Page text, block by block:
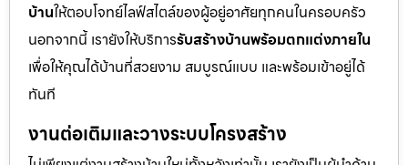
บ้านให้ตอบโจทย์ไลฟ์สไตล์ของผู้อยู่อาศัยทุกคนในครอบครัว
นอกจากนี้ เรายังให้บริการรับสร้างบ้านพร้อมตกแต่งภายใน
เพื่อให้คุณได้บ้านที่สวยงาม สมบูรณ์แบบ และพร้อมเข้าอยู่ได้
ทันที
งานต่อเติมและวางระบบโครงสร้าง